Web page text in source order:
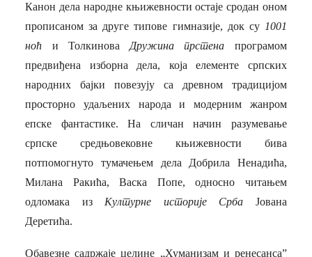
Канон дела народне књижевности остаје сродан оном
прописаном за друге типове гимназије, док су 1001
ноћ и Толкинова Дружина прстена програмом
предвиђена изборна дела, која елементе српских
народних бајки повезују са древном традицијом
просторно удаљених народа и модерним жанром
епске фантастике. На сличан начин разумевање
српске средњовековне књижевности бива
потпомогнуто тумачењем дела Добрила Ненадића,
Милана Ракића, Васка Попе, односно читањем
одломака из Културне историје Срба Јована
Деретића.
Обавезне садржаје целине „Хуманизам и ренесанса”